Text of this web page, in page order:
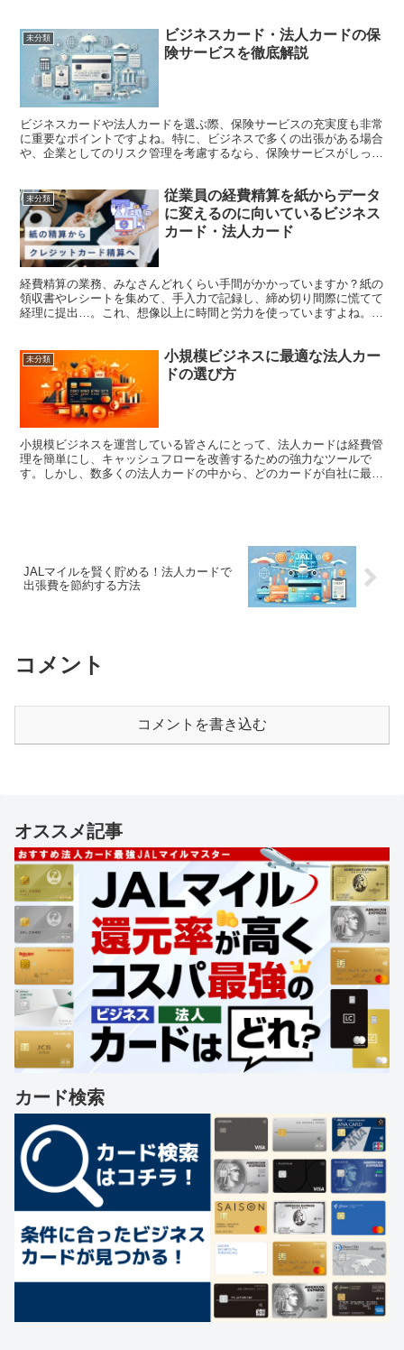
未分類
ビジネスカード・法人カードの保
険サービスを徹底解説
ビジネスカードや法人カードを選ぶ際、保険サービスの充実度も非常
に重要なポイントですよね。特に、ビジネスで多くの出張がある場合
や、企業としてのリスク管理を考慮するなら、保険サービスがしっか
未分類
従業員の経費精算を紙からデータ
に変えるのに向いているビジネス
カード・法人カード
経費精算の業務、みなさんどれくらい手間がかかっていますか？紙の
領収書やレシートを集めて、手入力で記録し、締め切り間際に慌てて
経理に提出…。これ、想像以上に時間と労力を使っていますよね。そ
未分類
小規模ビジネスに最適な法人カー
ドの選び方
小規模ビジネスを運営している皆さんにとって、法人カードは経費管
理を簡単にし、キャッシュフローを改善するための強力なツールで
す。しかし、数多くの法人カードの中から、どのカードが自社に最適
JALマイルを賢く貯める！法人カードで
出張費を節約する方法
コメント
コメントを書き込む
オススメ記事
カード検索